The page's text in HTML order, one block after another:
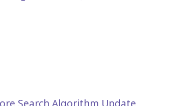
Search Algorithm Update